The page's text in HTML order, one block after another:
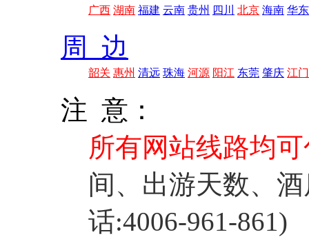
广西 湖南 福建 云南 贵州 四川 北京 海南 华东
周 边
韶关 惠州 清远 珠海 河源 阳江 东莞 肇庆 江门
注 意：
所有网站线路均
间、出游天数、
话:4006-961-861)